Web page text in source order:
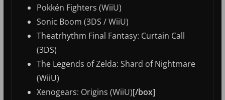
Pokkén Fighters (WiiU)
Sonic Boom (3DS / WiiU)
Theatrhythm Final Fantasy: Curtain Call
(3DS)
The Legends of Zelda: Shard of Nightmare
(WiiU)
Xenogears: Origins (WiiU)[/box]